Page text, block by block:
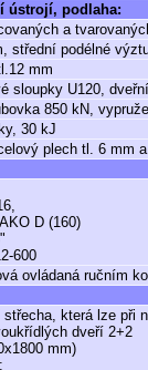
ústrojí, podlaha:
a
střední podélné
mm
sloupky U120,
850 kN,
30 kJ
plech tl. 6 mm
D (160)
600
ovládaná ručním
která lze při
dveří 2+2
mm)